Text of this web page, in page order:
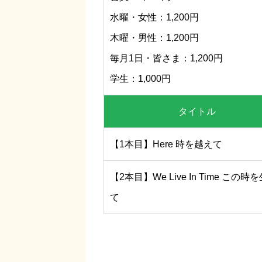
水曜・女性：1,200円
木曜・男性：1,200円
毎月1日・皆さま：1,200円
学生：1,000円
タイトル
【1本目】Here 時を越えて
【2本目】We Live In Time この時を
て